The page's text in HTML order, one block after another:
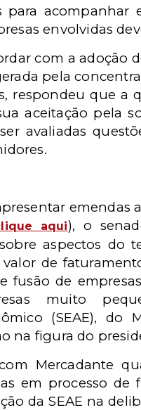
acompanhar
envolvidas
com a adoção
pela
respondeu que a
aceitação pela
avaliadas
emendas
aqui), o
aspectos do
de
fusão de
muito
(SEAE), do
na figura do
Mercadante
em processo
da SEAE na